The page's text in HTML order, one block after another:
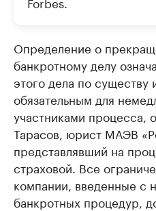
Определение о
банкротному делу
этого дела по существу
обязательным для
участниками процесса,
Тарасов, юрист МАЭВ
представлявший на
страховой. Все
компании, введенные с
банкротных процедур,